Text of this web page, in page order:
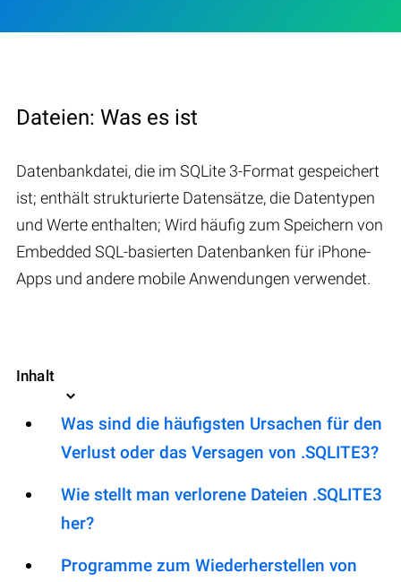
Dateien: Was es ist
Datenbankdatei, die im SQLite 3-Format gespeichert
ist; enthält strukturierte Datensätze, die Datentypen
und Werte enthalten; Wird häufig zum Speichern von
Embedded SQL-basierten Datenbanken für iPhone-
Apps und andere mobile Anwendungen verwendet.
Inhalt
Was sind die häufigsten Ursachen für den
Verlust oder das Versagen von .SQLITE3?
Wie stellt man verlorene Dateien .SQLITE3
her?
Programme zum Wiederherstellen von